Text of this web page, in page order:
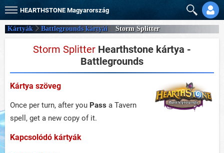
HEARTHSTONE Magyarország
Kártyák Battlegrounds kártyái Storm Splitter
Storm Splitter Hearthstone kártya -
Battlegrounds
Kártya szöveg
Once per turn, after you Pass a Tavern
spell, get a new copy of it.
Kapcsolódó kártyák